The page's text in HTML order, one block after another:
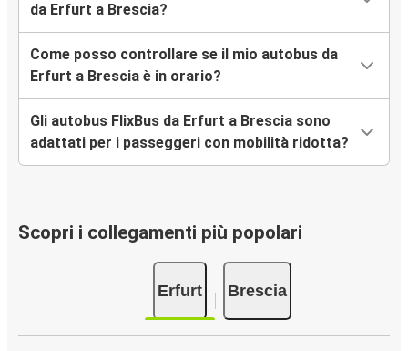
da Erfurt a Brescia?
Come posso controllare se il mio autobus da
Erfurt a Brescia è in orario?
Gli autobus FlixBus da Erfurt a Brescia sono
adattati per i passeggeri con mobilità ridotta?
Scopri i collegamenti più popolari
Erfurt Brescia